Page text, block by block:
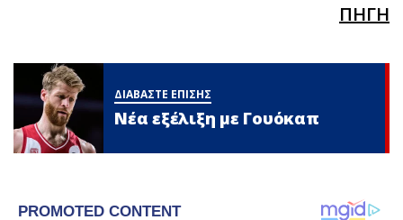
ΠΗΓΗ
ΔΙΑΒΑΣΤΕ ΕΠΙΣΗΣ
Νέα εξέλιξη με Γουόκαπ